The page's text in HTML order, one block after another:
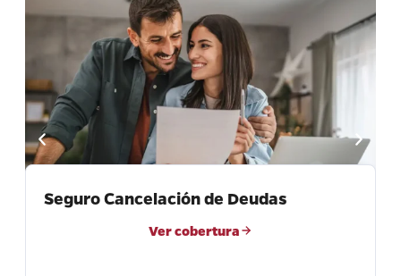
Seguro Cancelación de Deudas
Ver cobertura